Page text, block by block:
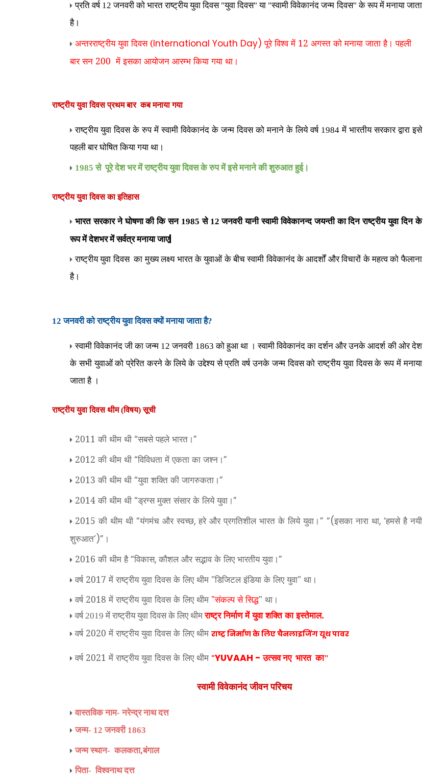
प्रति वर्ष 12 जनवरी को भारत राष्ट्रीय युवा दिवस "युवा दिवस" या "स्वामी विवेकानंद जन्म दिवस" के रूप में मनाया जाता
है।
अन्तरराष्ट्रीय युवा दिवस (International Youth Day)पूरे विश्व में 12 अगस्त को मनाया जाता है। पहली
बार सन 200 में इसका आयोजन आरम्भ किया गया था।
राष्ट्रीय युवा दिवस प्रथम बार कब मनाया गया
राष्ट्रीय युवा दिवस के रुप में स्वामी विवेकानंद के जन्म दिवस को मनाने के लिये वर्ष 1984 में भारतीय सरकार द्वारा इसे
पहली बार घोषित किया गया था।
1985 से पूरे देश भर में राष्ट्रीय युवा दिवस के रुप में इसे मनाने की शुरुआत हुई।
राष्ट्रीय युवा दिवस का इतिहास
भारत सरकार ने घोषणा की कि सन 1985 से 12 जनवरी यानी स्वामी विवेकानन्द जयन्ती का दिन राष्ट्रीय युवा दिन के
रूप में देशभर में सर्वत्र मनाया जाए|
राष्ट्रीय युवा दिवस का मुख्य लक्ष्य भारत के युवाओं के बीच स्वामी विवेकानंद के आदर्शों और विचारों के महत्व को फैलाना
है।
12 जनवरी को राष्ट्रीय युवा दिवस क्यों मनाया जाता है?
स्वामी विवेकानंद जी का जन्म 12 जनवरी 1863 को हुआ था । स्वामी विवेकानंद का दर्शन और उनके आदर्श की ओर देश
के सभी युवाओं को प्रेरित करने के लिये के उद्देश्य से प्रति वर्ष उनके जन्म दिवस को राष्ट्रीय युवा दिवस के रूप में मनाया
जाता है ।
राष्ट्रीय युवा दिवस थीम (विषय) सूची
2011 की थीम थी “सबसे पहले भारत।”
2012 की थीम थी “विविधता में एकता का जश्न।”
2013 की थीम थी “युवा शक्ति की जागरुकता।”
2014 की थीम थी “ड्रग्स मुक्त संसार के लिये युवा।”
2015 की थीम थी“यंगमंच और स्वच्छ,हरे और प्रगतिशील भारत के लिये युवा।” “(इसका नारा था, ‘हमसे है नयी
शुरुआत’)” ।
2016 की थीम है“विकास, कौशल और सद्भाव के लिए भारतीय युवा।”
वर्ष 2017 में राष्ट्रीय युवा दिवस के लिए थीम "डिजिटल इंडिया के लिए युवा" था।
वर्ष 2018 में राष्ट्रीय युवा दिवस के लिए थीम "संकल्प से सिद्ध" था।
वर्ष 2019 में राष्ट्रीय युवा दिवस के लिए थीमराष्ट्र निर्माण में युवा शक्ति का इस्तेमाल.
वर्ष 2020 में राष्ट्रीय युवा दिवस के लिए थीम राष्ट्र निर्माण के लिए चैनलाइजिंग यूथ पावर
वर्ष 2021 में राष्ट्रीय युवा दिवस के लिए थीम "YUVAAH -उत्सवनए भारत का"
स्वामी विवेकानंद जीवन परिचय
वास्तविक नाम- नरेन्द्र नाथ दत्त
जन्म- 12 जनवरी 1863
जन्म स्थान- कलकता,बंगाल
पिता- विश्वनाथ दत्त